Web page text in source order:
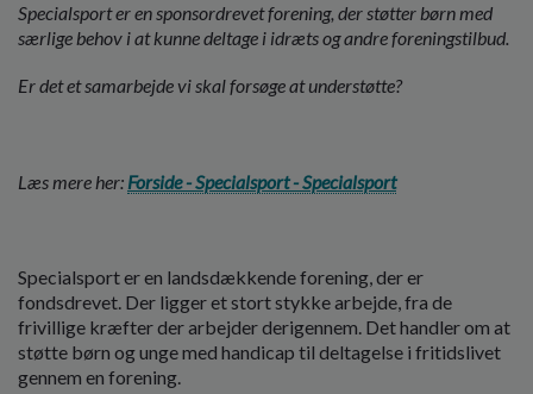
Specialsport er en sponsordrevet forening, der støtter børn med
særlige behov i at kunne deltage i idræts og andre foreningstilbud.
Er det et samarbejde vi skal forsøge at understøtte?
Læs mere her: Forside - Specialsport - Specialsport
Specialsport er en landsdækkende forening, der er
fondsdrevet. Der ligger et stort stykke arbejde, fra de
frivillige kræfter der arbejder derigennem. Det handler om at
støtte børn og unge med handicap til deltagelse i fritidslivet
gennem en forening.